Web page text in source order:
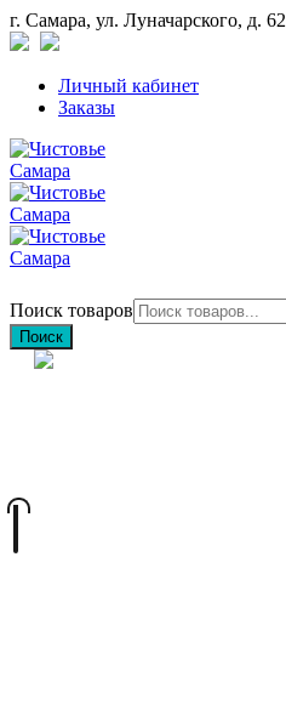
г. Самара, ул. Луначарского, д. 62
Личный кабинет
Заказы
Поиск товаров
Поиск